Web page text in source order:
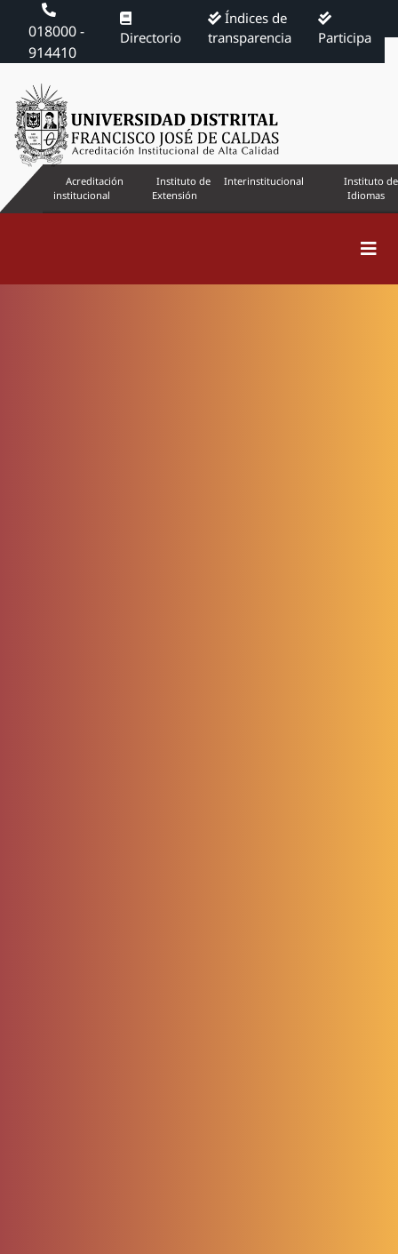
018000 -
914410
Directorio
Índices de
transparencia
Participa
Acreditación
institucional
Instituto de
Extensión
Interinstitucional
Instituto de
Idiomas